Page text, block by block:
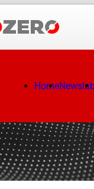
Home